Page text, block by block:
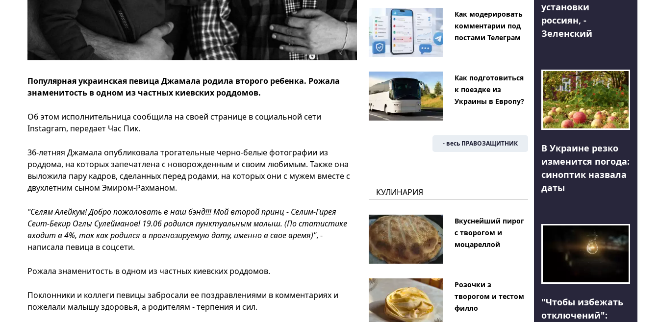
Популярная украинская певица Джамала родила второго ребенка. Рожала
знаменитость в одном из частных киевских роддомов.
Об этом исполнительница сообщила на своей странице в социальной сети
Instagram, передает Час Пик.
36-летняя Джамала опубликовала трогательные черно-белые фотографии из
роддома, на которых запечатлена с новорожденным и своим любимым. Также она
выложила пару кадров, сделанных перед родами, на которых они с мужем вместе с
двухлетним сыном Эмиром-Рахманом.
"Селям Алейкум! Добро пожаловать в наш бэнд!!! Мой второй принц - Селим-Гирея
Сеит-Бекир Оглы Сулейманов! 19.06 родился пунктуальным малыш. (По статистике
входит в 4%, так как родился в прогнозируемую дату, именно в свое время)", -
написала певица в соцсети.
Рожала знаменитость в одном из частных киевских роддомов.
Поклонники и коллеги певицы забросали ее поздравлениями в комментариях и
пожелали малышу здоровья, а родителям - терпения и сил.
Как модерировать
комментарии под
постами Телеграм
Как подготовиться
к поездке из
Украины в Европу?
- весь ПРАВОЗАЩИТНИК
КУЛИНАРИЯ
Вкуснейший пирог
с творогом и
моцареллой
Розочки з
творогом и тестом
филло
установки
россиян, -
Зеленский
В Украине резко
изменится погода:
синоптик назвала
даты
"Чтобы избежать
отключений":